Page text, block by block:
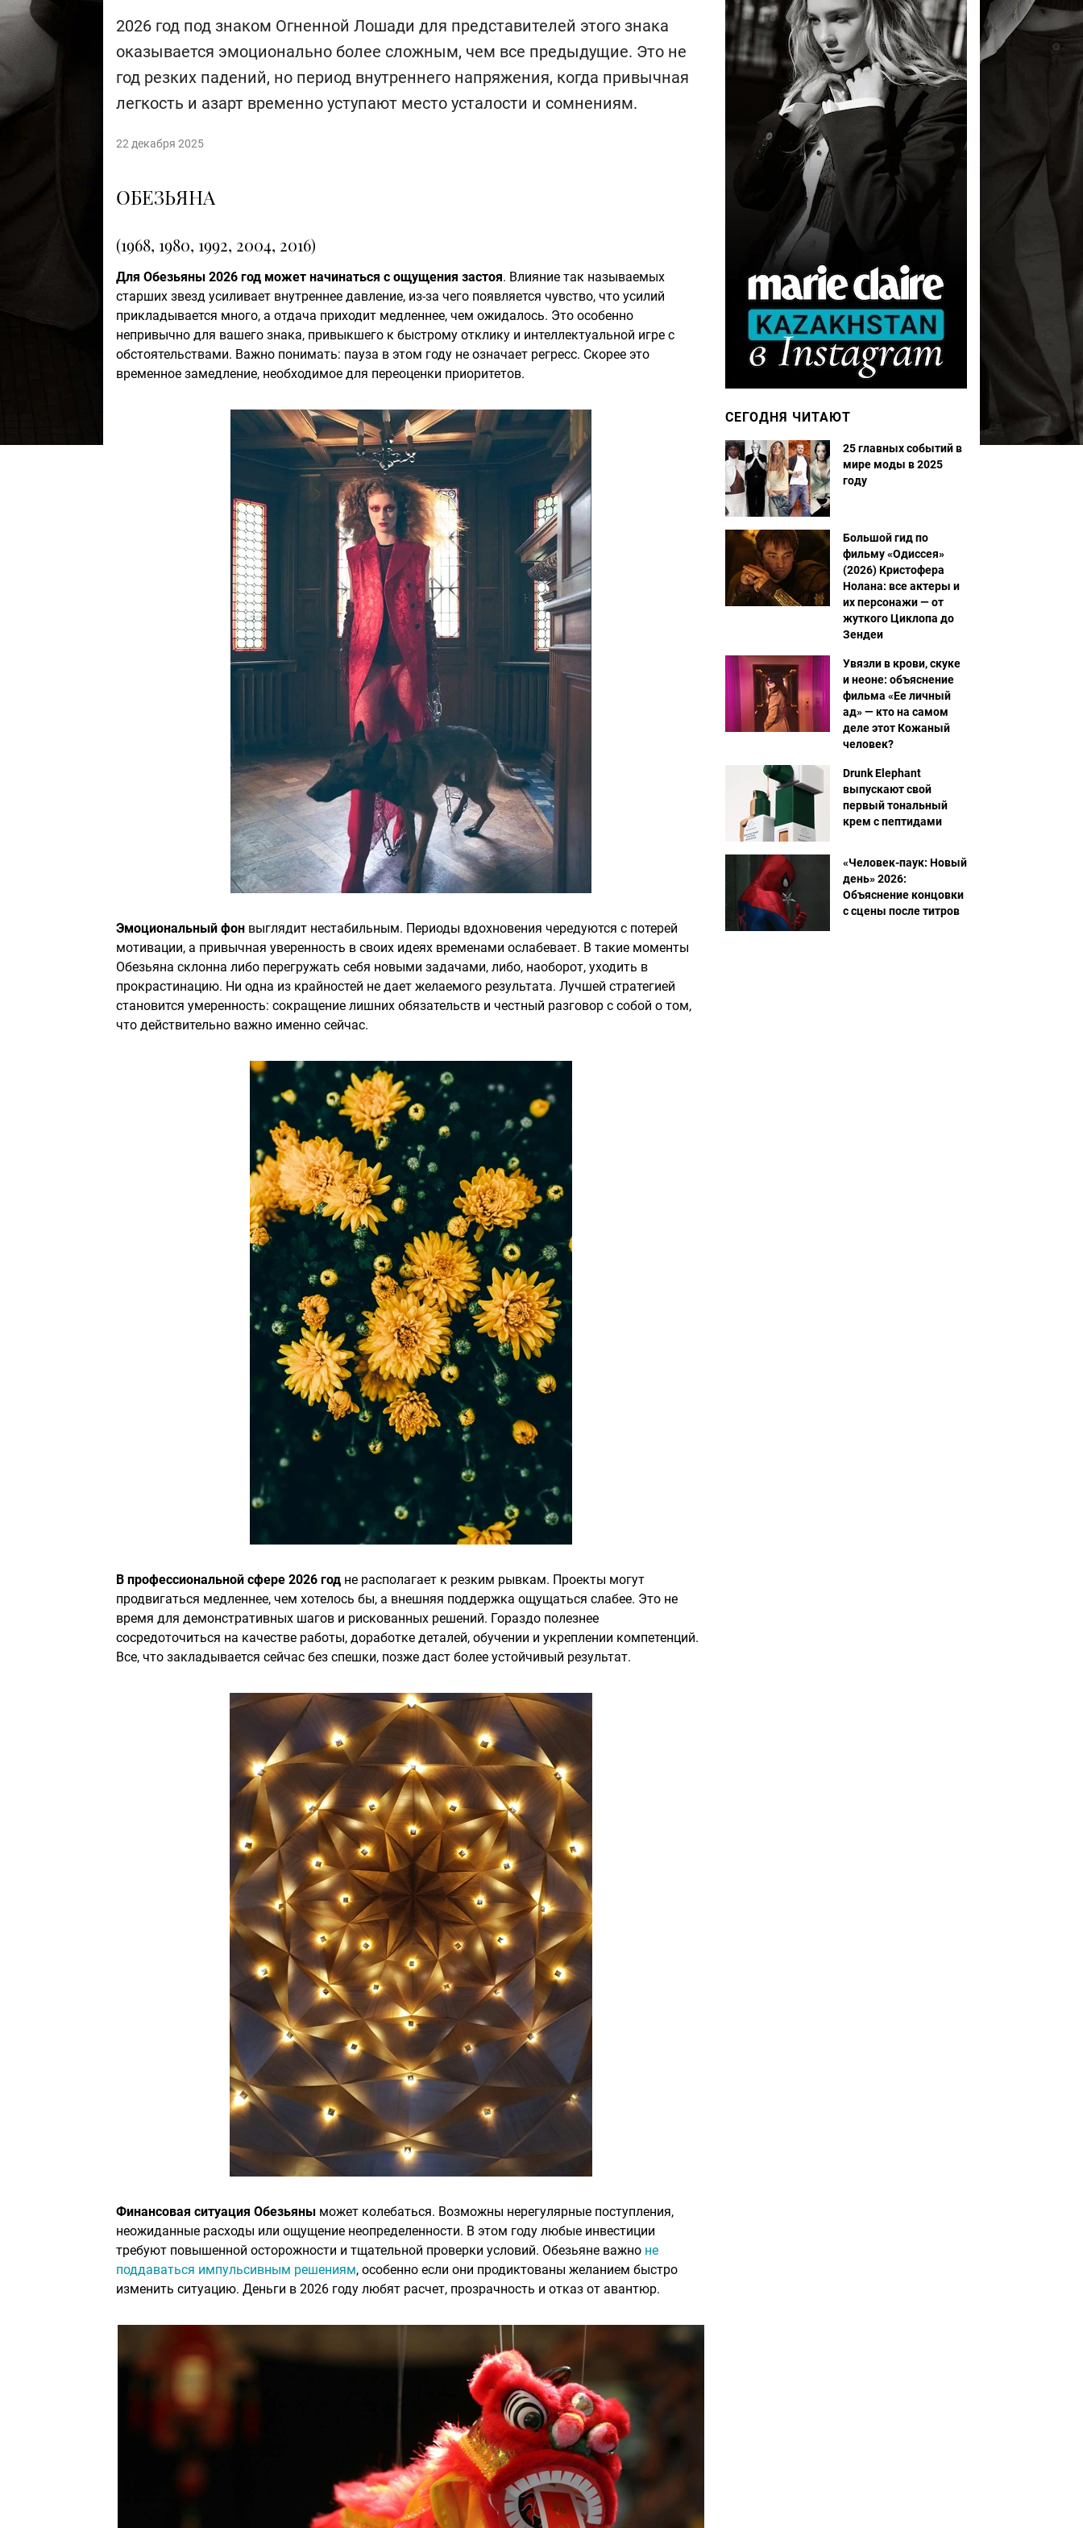
2026 год под знаком Огненной Лошади для представителей этого знака
оказывается эмоционально более сложным, чем все предыдущие. Это не
год резких падений, но период внутреннего напряжения, когда привычная
легкость и азарт временно уступают место усталости и сомнениям.
22 декабря 2025
ОБЕЗЬЯНА
(1968, 1980, 1992, 2004, 2016)
Для Обезьяны 2026 год может начинаться с ощущения застоя. Влияние так называемых
старших звезд усиливает внутреннее давление, из-за чего появляется чувство, что усилий
прикладывается много, а отдача приходит медленнее, чем ожидалось. Это особенно
непривычно для вашего знака, привыкшего к быстрому отклику и интеллектуальной игре с
обстоятельствами. Важно понимать: пауза в этом году не означает регресс. Скорее это
временное замедление, необходимое для переоценки приоритетов.
Эмоциональный фон выглядит нестабильным. Периоды вдохновения чередуются с потерей
мотивации, а привычная уверенность в своих идеях временами ослабевает. В такие моменты
Обезьяна склонна либо перегружать себя новыми задачами, либо, наоборот, уходить в
прокрастинацию. Ни одна из крайностей не дает желаемого результата. Лучшей стратегией
становится умеренность: сокращение лишних обязательств и честный разговор с собой о том,
что действительно важно именно сейчас.
В профессиональной сфере 2026 год не располагает к резким рывкам. Проекты могут
продвигаться медленнее, чем хотелось бы, а внешняя поддержка ощущаться слабее. Это не
время для демонстративных шагов и рискованных решений. Гораздо полезнее
сосредоточиться на качестве работы, доработке деталей, обучении и укреплении компетенций.
Все, что закладывается сейчас без спешки, позже даст более устойчивый результат.
Финансовая ситуация Обезьяны может колебаться. Возможны нерегулярные поступления,
неожиданные расходы или ощущение неопределенности. В этом году любые инвестиции
требуют повышенной осторожности и тщательной проверки условий. Обезьяне важно не
поддаваться импульсивным решениям, особенно если они продиктованы желанием быстро
изменить ситуацию. Деньги в 2026 году любят расчет, прозрачность и отказ от авантюр.
СЕГОДНЯ ЧИТАЮТ
25 главных событий в
мире моды в 2025
году
Большой гид по
фильму «Одиссея»
(2026) Кристофера
Нолана: все актеры и
их персонажи — от
жуткого Циклопа до
Зендеи
Увязли в крови, скуке
и неоне: объяснение
фильма «Ее личный
ад» — кто на самом
деле этот Кожаный
человек?
Drunk Elephant
выпускают свой
первый тональный
крем с пептидами
«Человек-паук: Новый
день» 2026:
Объяснение концовки
с сцены после титров